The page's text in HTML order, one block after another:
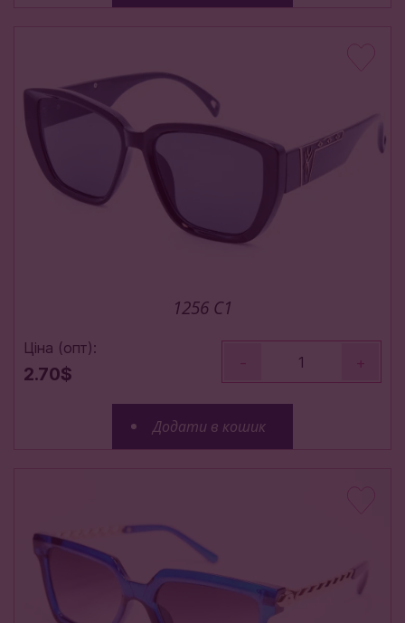
1256 С1
Ціна (опт):
2.70$
- +
Додати в кошик